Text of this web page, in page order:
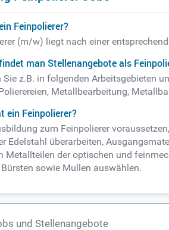
Feinpolierer?
(m/w) liegt nach einer
man Stellenangebote als
z.B. in folgenden Arbeitsgebieten
Metallbearbeitung,
ein Feinpolierer?
zum Feinpolierer
Edelstahl überarbeiten,
Metallteilen der optischen und
sowie Mullen auswählen.
und Stellenangebote